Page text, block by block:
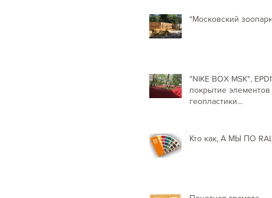
"Московский зоопарк"
"NIKE BOX MSK", EPDM
покрытие элементов
геопластики...
Кто как, А МЫ ПО RAL!